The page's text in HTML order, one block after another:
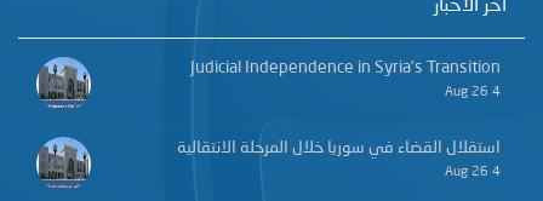
آخر الأخبار
Judicial Independence in Syria’s Transition
4 Aug 26
استقلال القضاء في سوريا خلال المرحلة الانتقالية
4 Aug 26